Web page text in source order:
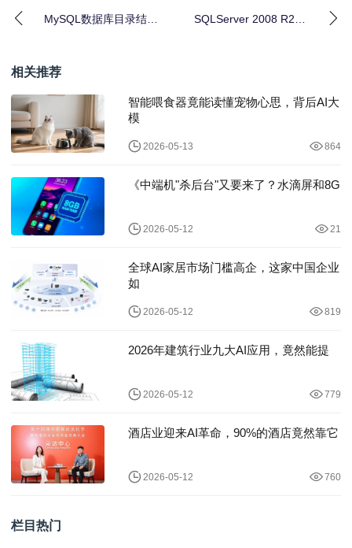
MySQL数据库目录结构
SQLServer 2008 R2数
相关推荐
智能喂食器竟能读懂宠物心思，背后AI大
模
2026-05-13 864
《中端机"杀后台"又要来了？水滴屏和8G
2026-05-12 21
全球AI家居市场门槛高企，这家中国企业
如
2026-05-12 819
2026年建筑行业九大AI应用，竟然能提
2026-05-12 779
酒店业迎来AI革命，90%的酒店竟然靠它
2026-05-12 760
栏目热门